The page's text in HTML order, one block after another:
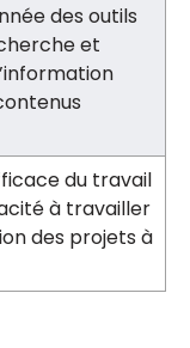
des outils
et
du travail
à travailler
des projets à